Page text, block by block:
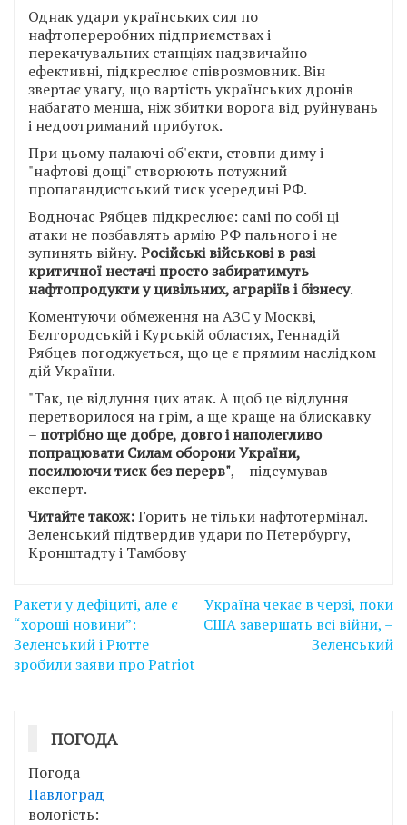
Однак удари українських сил по
нафтопереробних підприємствах і
перекачувальних станціях надзвичайно
ефективні, підкреслює співрозмовник. Він
звертає увагу, що вартість українських дронів
набагато менша, ніж збитки ворога від руйнувань
і недоотриманий прибуток.
При цьому палаючі об'єкти, стовпи диму і
"нафтові дощі" створюють потужний
пропагандистський тиск усередині РФ.
Водночас Рябцев підкреслює: самі по собі ці
атаки не позбавлять армію РФ пального і не
зупинять війну. Російські військові в разі
критичної нестачі просто забиратимуть
нафтопродукти у цивільних, аграріїв і бізнесу.
Коментуючи обмеження на АЗС у Москві,
Бєлгородській і Курській областях, Геннадій
Рябцев погоджується, що це є прямим наслідком
дій України.
"Так, це відлуння цих атак. А щоб це відлуння
перетворилося на грім, а ще краще на блискавку
– потрібно ще добре, довго і наполегливо
попрацювати Силам оборони України,
посилюючи тиск без перерв", – підсумував
експерт.
Читайте також:Горить не тільки нафтотермінал.
Зеленський підтвердив удари по Петербургу,
Кронштадту і Тамбову
Навігація
записів
Ракети у дефіциті, але є
“хороші новини”:
Зеленський і Рютте
зробили заяви про Patriot
Україна чекає в черзі, поки
США завершать всі війни, –
Зеленський
ПОГОДА
Погода
Павлоград
вологість: